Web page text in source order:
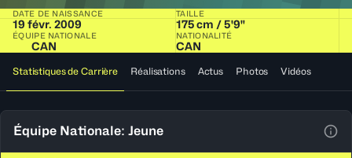
DATE DE NAISSANCE
19 févr. 2009
TAILLE
175 cm / 5'9"
ÉQUIPE NATIONALE
CAN
NATIONALITÉ
CAN
Statistiques de Carrière Réalisations Actus Photos Vidéos
Équipe Nationale: Jeune